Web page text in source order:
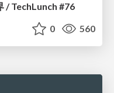
/ TechLunch #76
0 560